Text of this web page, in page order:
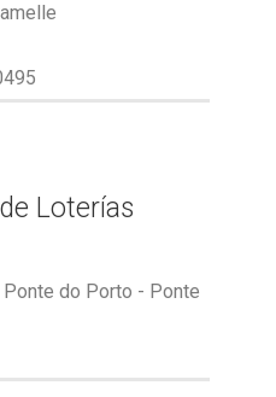
Loterías
Ponte do Porto - Ponte